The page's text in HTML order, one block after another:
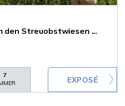
den Streuobstwiesen ...
7